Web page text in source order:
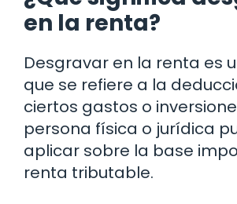
en la renta?
Desgravar en la renta es
que se refiere a la
ciertos gastos o
persona física o jurídica
aplicar sobre la base
renta tributable.